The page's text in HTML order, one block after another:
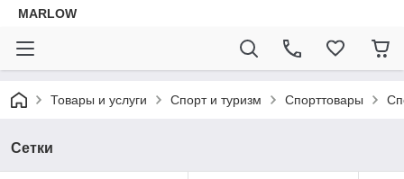
MARLOW
Товары и услуги Спорт и туризм Спорттовары
Сетки